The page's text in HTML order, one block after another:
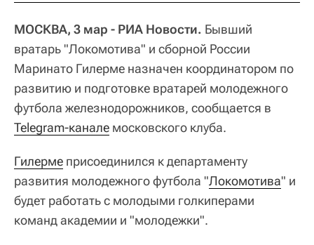
МОСКВА, 3 мар - РИА Новости. Бывший
вратарь "Локомотива" и сборной России
Маринато Гилерме назначен координатором по
развитию и подготовке вратарей молодежного
футбола железнодорожников, сообщается в
Telegram-канале московского клуба.
Гилерме присоединился к департаменту
развития молодежного футбола "Локомотива" и
будет работать с молодыми голкиперами
команд академии и "молодежки".